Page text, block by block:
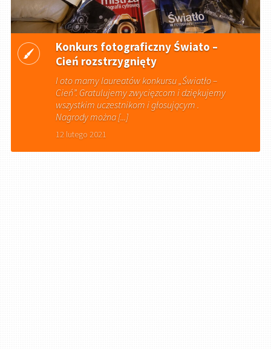
Konkurs fotograficzny Świato –
Cień rozstrzygnięty
I oto mamy laureatów konkursu „Światło –
Cień”. Gratulujemy zwycięzcom i dziękujemy
wszystkim uczestnikom i głosującym .
Nagrody można [...]
12 lutego 2021